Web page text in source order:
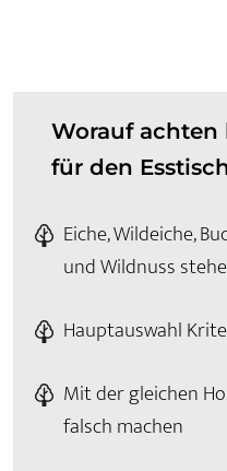
Worauf achten
für den
Eiche, Wildeiche,
und Wildnuss
Hauptauswahl
Mit der gleichen
falsch machen